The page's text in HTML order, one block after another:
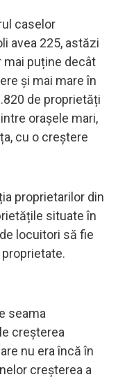
caselor
avea 225, astăzi
mai puține decât
și mai mare în
de proprietăți
orașele mari,
cu o creștere
proprietarilor din
situate în
locuitori să fie
seama
creșterea
nu era încă în
creșterea a